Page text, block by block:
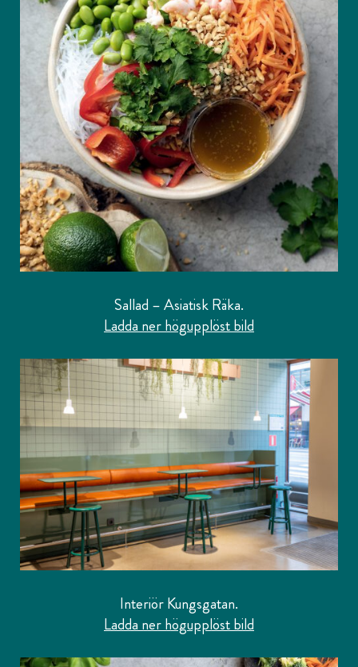
Sallad – Asiatisk Räka.
Ladda ner högupplöst bild
Interiör Kungsgatan.
Ladda ner högupplöst bild